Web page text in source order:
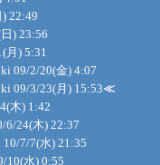
22:49
) 23:56
月) 5:31
09/2/20(金) 4:07
09/3/23(月) 15:53≪
木) 1:42
6/24(木) 22:37
10/7/7(水) 21:35
10(水) 0:55